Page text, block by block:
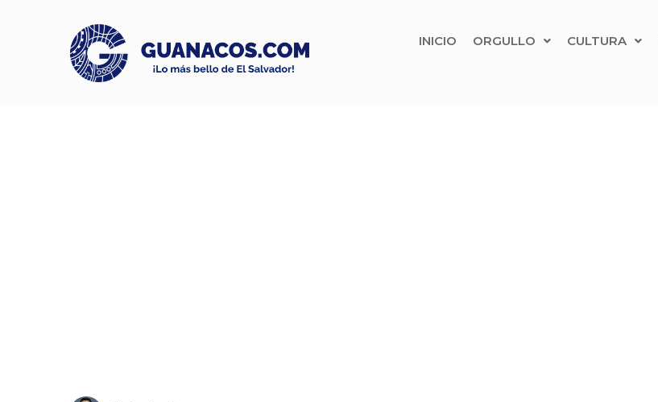
INICIO ORGULLO CULTURA